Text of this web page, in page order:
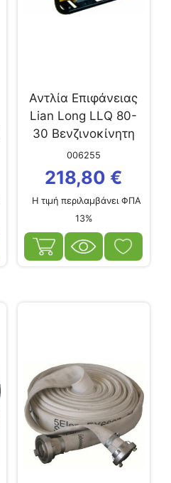
Αντλία Επιφάνειας
Lian Long LLQ 80-
30 Βενζινοκίνητη
6.5hp
006255
218,80 €
Η τιμή περιλαμβάνει ΦΠΑ
13%